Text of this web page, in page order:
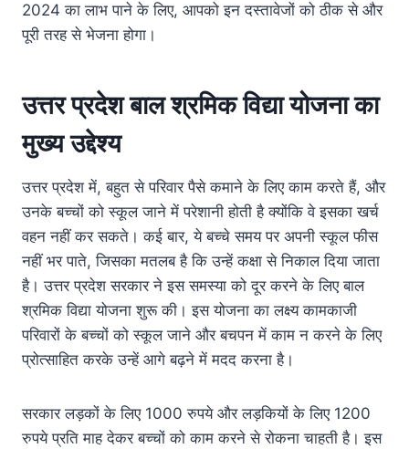
2024 का लाभ पाने के लिए, आपको इन दस्तावेजों को ठीक से और
पूरी तरह से भेजना होगा।
उत्तर प्रदेश बाल श्रमिक विद्या योजना का
मुख्य उद्देश्य
उत्तर प्रदेश में, बहुत से परिवार पैसे कमाने के लिए काम करते हैं, और
उनके बच्चों को स्कूल जाने में परेशानी होती है क्योंकि वे इसका खर्च
वहन नहीं कर सकते। कई बार, ये बच्चे समय पर अपनी स्कूल फीस
नहीं भर पाते, जिसका मतलब है कि उन्हें कक्षा से निकाल दिया जाता
है। उत्तर प्रदेश सरकार ने इस समस्या को दूर करने के लिए बाल
श्रमिक विद्या योजना शुरू की। इस योजना का लक्ष्य कामकाजी
परिवारों के बच्चों को स्कूल जाने और बचपन में काम न करने के लिए
प्रोत्साहित करके उन्हें आगे बढ़ने में मदद करना है।
सरकार लड़कों के लिए 1000 रुपये और लड़कियों के लिए 1200
रुपये प्रति माह देकर बच्चों को काम करने से रोकना चाहती है। इस